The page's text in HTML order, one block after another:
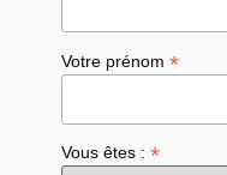
Votre prénom*
Vous êtes :*